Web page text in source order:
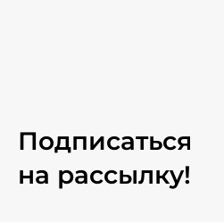
Подписаться
на рассылкy!